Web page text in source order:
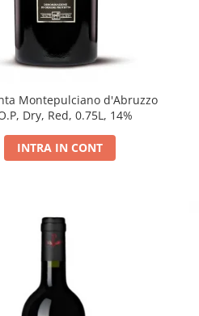
Montepulciano d'Abruzzo
Dry, Red, 0.75L, 14%
INTRA IN CONT